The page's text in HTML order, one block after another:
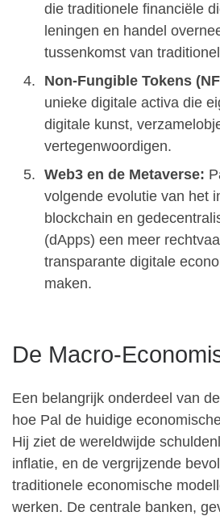
die traditionele financiële
leningen en handel
tussenkomst van
Non-Fungible Tokens
unieke digitale activa die
digitale kunst,
vertegenwoordigen.
Web3 en de Metaverse:
volgende evolutie van het
blockchain en
(dApps) een meer
transparante digitale
maken.
De Macro-
Een belangrijk onderdeel van
hoe Pal de huidige
Hij ziet de wereldwijde
inflatie, en de vergrijzende
traditionele economische
werken. De centrale banken,